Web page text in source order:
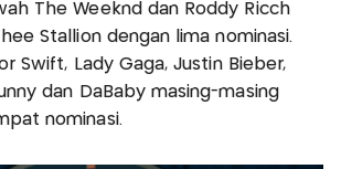
The Weeknd dan Roddy Ricch
Stallion dengan lima nominasi.
Swift, Lady Gaga, Justin Bieber,
dan DaBaby masing-masing
nominasi.